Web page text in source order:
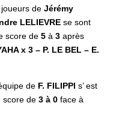
de Jérémy
LELIEVREse sont
score de 5à 3après
x 3 – P. LE BEL – E.
de F. FILIPPI s’ est
score de 3 à 0face à